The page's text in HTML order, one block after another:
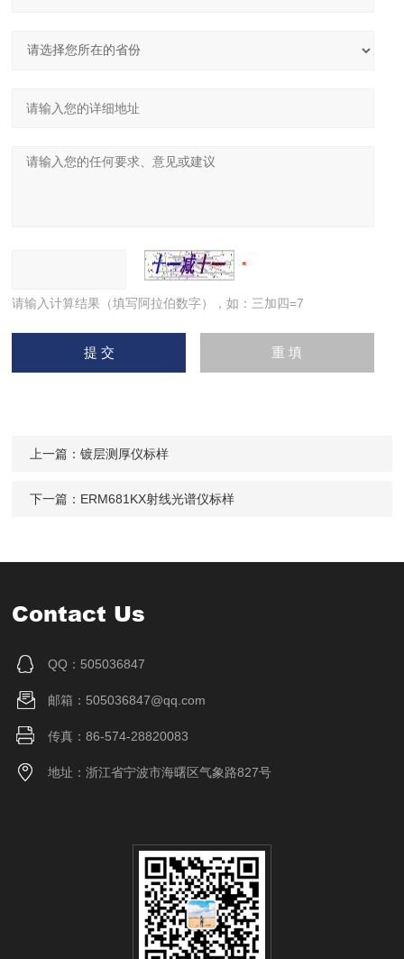
请输入计算结果（填写阿拉伯数字），如：三加四=7
上一篇：镀层测厚仪标样
下一篇： ERM681KX射线光谱仪标样
Contact Us
QQ：505036847
邮箱：505036847@qq.com
传真：86-574-28820083
地址：浙江省宁波市海曙区气象路827号